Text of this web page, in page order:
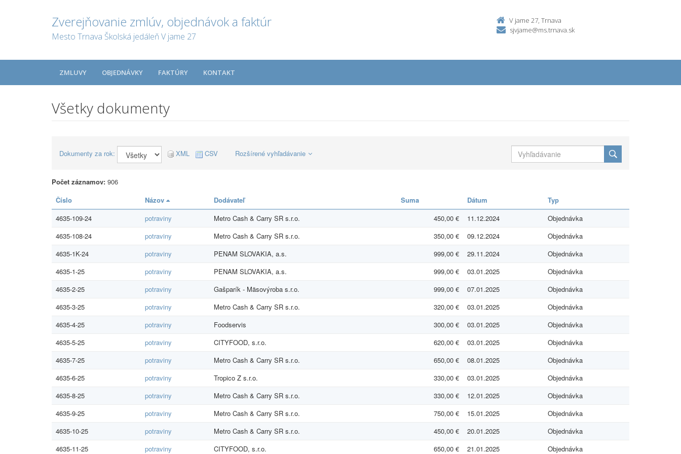
Zverejňovanie zmlúv, objednávok a faktúr
Mesto Trnava Školská jedáleň V jame 27
V jame 27, Trnava
sjvjame@ms.trnava.sk
ZMLUVY OBJEDNÁVKY FAKTÚRY KONTAKT
Všetky dokumenty
Dokumenty za rok: XML CSV Rozšírené vyhľadávanie
Počet záznamov: 906
Číslo
Názov Dodávateľ Suma Dátum
Typ
4635-109-24
potraviny Metro Cash & Carry SR s.r.o. 450,00 € 11.12.2024
Objednávka
4635-108-24
potraviny Metro Cash & Carry SR s.r.o. 350,00 € 09.12.2024
Objednávka
4635-1K-24
potraviny PENAM SLOVAKIA, a.s. 999,00 € 29.11.2024
Objednávka
4635-1-25
potraviny PENAM SLOVAKIA, a.s. 999,00 € 03.01.2025
Objednávka
4635-2-25
potraviny Gašparík - Mäsovýroba s.r.o. 999,00 € 07.01.2025
Objednávka
4635-3-25
potraviny Metro Cash & Carry SR s.r.o. 320,00 € 03.01.2025
Objednávka
4635-4-25
potraviny Foodservis 300,00 € 03.01.2025
Objednávka
4635-5-25
potraviny CITYFOOD, s.r.o. 620,00 € 03.01.2025
Objednávka
4635-7-25
potraviny Metro Cash & Carry SR s.r.o. 650,00 € 08.01.2025
Objednávka
4635-6-25
potraviny Tropico Z s.r.o. 330,00 € 03.01.2025
Objednávka
4635-8-25
potraviny Metro Cash & Carry SR s.r.o. 330,00 € 12.01.2025
Objednávka
4635-9-25
potraviny Metro Cash & Carry SR s.r.o. 750,00 € 15.01.2025
Objednávka
4635-10-25
potraviny Metro Cash & Carry SR s.r.o. 450,00 € 20.01.2025
Objednávka
4635-11-25
potraviny CITYFOOD, s.r.o. 650,00 € 21.01.2025 Objednávka